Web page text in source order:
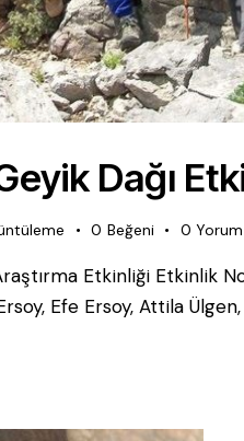
Dağı
0 Beğeni 0 Yorum
Etkinliği Etkinlik
Efe Ersoy, Attila